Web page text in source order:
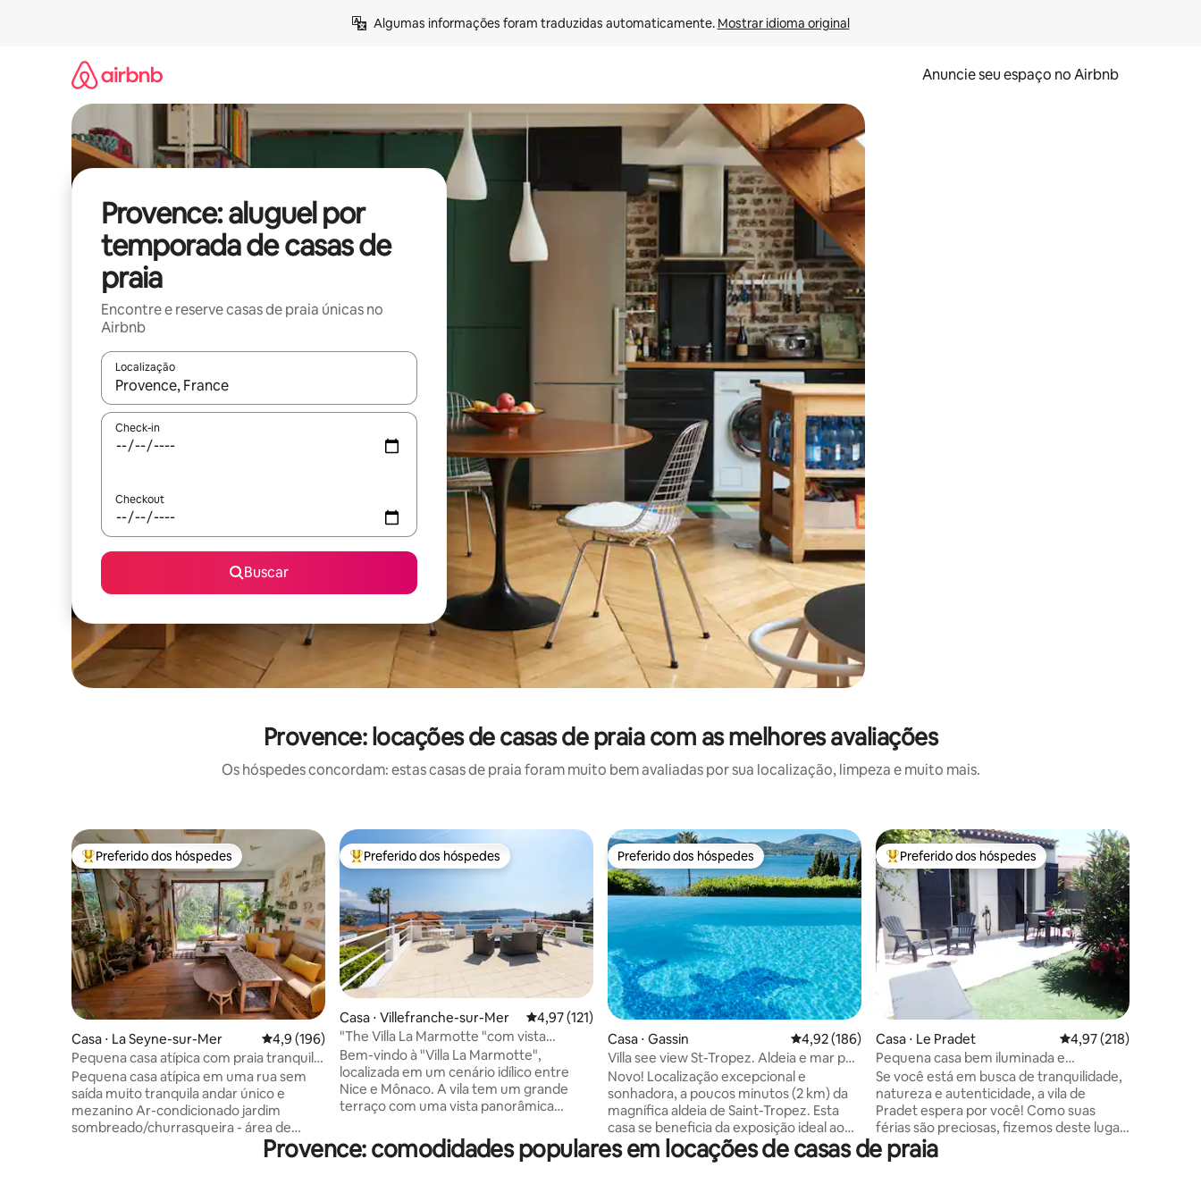
Algumas informações foram traduzidas automaticamente. Mostrar idioma original
Anuncie seu espaço no Airbnb
Provence: aluguel por
temporada de casas de
praia
Encontre e reserve casas de praia únicas no
Airbnb
Localização
Quando os resultados estiverem disponíveis, explore-os usando as seta para cima e para baixo do teclado ou tocando e deslizando o dedo na tela.
Check-in
Checkout
Buscar
Provence: locações de casas de praia com as melhores avaliações
Os hóspedes concordam: estas casas de praia foram muito bem avaliadas por sua localização, limpeza e muito mais.
Entre os melhores preferidos dos hóspedes
Preferido dos hóspedes
Casa ⋅ La Seyne-sur-Mer 4,9 de uma avaliação média de 5, 196 avaliações
4,9 (196)
Pequena casa atípica com praia tranquila
a pé
Pequena casa atípica em uma rua sem
saída muito tranquila andar único e
mezanino Ar-condicionado jardim
sombreado/churrasqueira - área de
Entre os melhores preferidos dos hóspedes
Preferido dos hóspedes
Casa ⋅ Villefranche-sur-Mer 4,97 de uma avaliação média de 5, 121 avaliações
4,97 (121)
"The Villa La Marmotte "com vista
panorâmica para o mar!
Bem-vindo à "Villa La Marmotte",
localizada em um cenário idílico entre
Nice e Mônaco. A vila tem um grande
terraço com uma vista panorâmica
tomar sol ou desfrutar de um pôr do sol
mágico! Um jardim encantador onde
Preferido dos hóspedes
Preferido dos hóspedes
Casa ⋅ Gassin 4,92 de uma avaliação média de 5, 186 avaliações
4,92 (186)
Villa see view St-Tropez. Aldeia e mar por
perto
Novo! Localização excepcional e
sonhadora, a poucos minutos (2 km) da
magnífica aldeia de Saint-Tropez. Esta
casa se beneficia da exposição ideal ao
sol, bem como de uma vista
deslumbrante para o mar. A casa é
Entre os melhores preferidos dos hóspedes
Preferido dos hóspedes
Casa ⋅ Le Pradet 4,97 de uma avaliação
4,97 (218)
Pequena casa bem iluminada e
aconchegante de frente para o mar
Se você está em busca de tranquilidade,
natureza e autenticidade, a vila de
Pradet espera por você! Como suas
férias são preciosas, fizemos deste lugar
um pequeno casulo aconchegante... De
frente para o mar, esta pequena casa
Provence: comodidades populares em locações de casas de praia